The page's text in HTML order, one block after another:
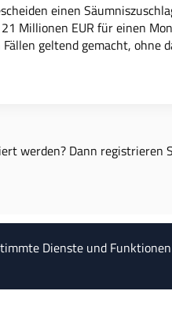
einen
Millionen EUR für einen
geltend gemacht,
werden? Dann registrieren
Dienste und